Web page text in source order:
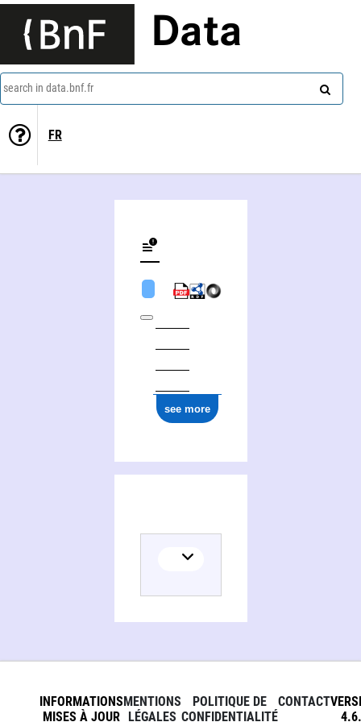
Data
search in data.bnf.fr
FR
see more
INFORMATIONS
MISES À JOUR
MENTIONS
LÉGALES
POLITIQUE DE
CONFIDENTIALITÉ
CONTACT